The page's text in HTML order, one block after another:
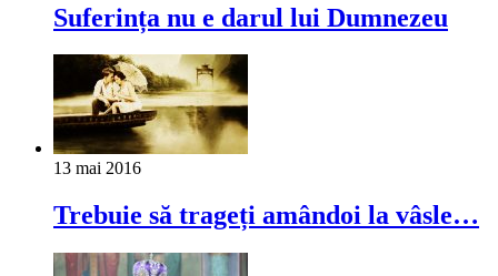
Suferința nu e darul lui Dumnezeu
13 mai 2016
Trebuie să trageți amândoi la vâsle…